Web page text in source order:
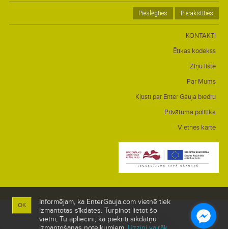
Pieslēgties Pierakstīties
KONTAKTI
Ētikas kodekss
Ziņu liste
Par Mums
Kļūsti par Enter Gauja biedru
Privātuma politika
Vietnes karte
OK
Informējam, ka EnterGauja.com vietnē tiek
izmantotas sīkdates. Turpinot lietot šo
vietni, Tu apliecini, ka piekrīti sīkdatņu